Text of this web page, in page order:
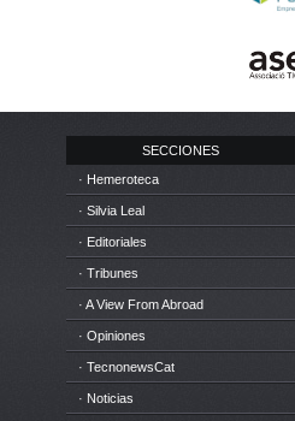
SECCIONES
· Hemeroteca
· Silvia Leal
· Editoriales
· Tribunes
· A View From Abroad
· Opiniones
· TecnonewsCat
· Noticias